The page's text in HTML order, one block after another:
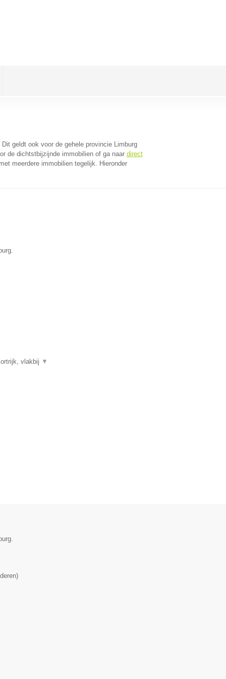
Dit geldt ook voor de gehele provincie Limburg
de dichtstbijzijnde immobilien of ga naar direct
meerdere immobilien tegelijk. Hieronder
vlakbij ▼
)